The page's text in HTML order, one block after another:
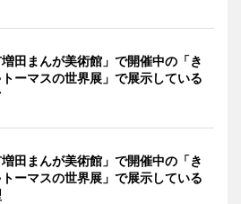
増田まんが美術館」で開催中の「き
ーマスの世界展」で展示している
増田まんが美術館」で開催中の「き
ーマスの世界展」で展示している